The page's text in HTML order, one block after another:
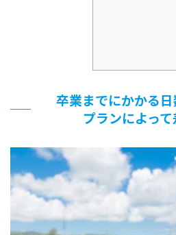
卒業までにかかる日
プランによっ